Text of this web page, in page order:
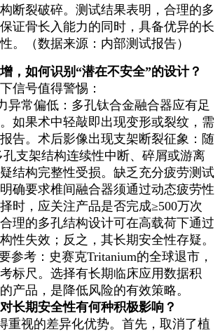
断裂破碎。测试结果表明，合理的多
证骨长入能力的同时，具备优异的长
。（数据来源：内部测试报告）
，如何识别“潜在不安全”的设计？
信号值得警惕：
常偏低：多孔钛合金融合器应有足
如果术中轻敲即出现变形或裂纹，需
告。术后影像出现支架断裂征象：随
支架结构连续性中断、碎屑或游离
结构完整性受损。缺乏充分疲劳测试
确要求椎间融合器须通过动态疲劳性
时，应关注产品是否完成≥500万次
理的多孔结构设计可在高载荷下通过
性失效；反之，其长期安全性存疑。
参考：史赛克Tritanium的全球退市，
标尺。选择有长期临床应用数据积
产品，是降低风险的有效策略。
长期安全性有何种积极影响？
视的差异化优势。首先，取消了植